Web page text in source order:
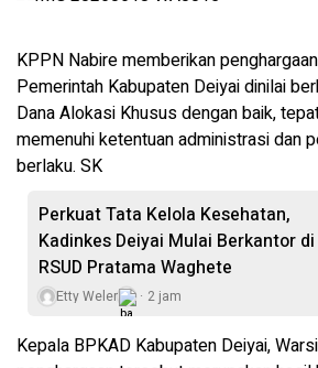
KPPN Nabire memberikan
Pemerintah Kabupaten Deiyai dinilai
Dana Alokasi Khusus dengan baik,
memenuhi ketentuan administrasi dan
berlaku. SK
Perkuat Tata Kelola Kesehatan,
Kadinkes Deiyai Mulai Berkantor di
RSUD Pratama Waghete
Etty Weler 2 jam
Kepala BPKAD Kabupaten Deiyai,